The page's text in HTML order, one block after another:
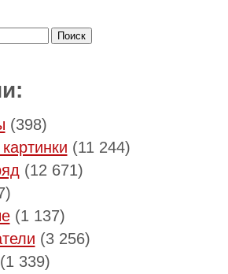
(398)
(11 244)
(12 671)
(1 137)
(3 256)
(1 339)